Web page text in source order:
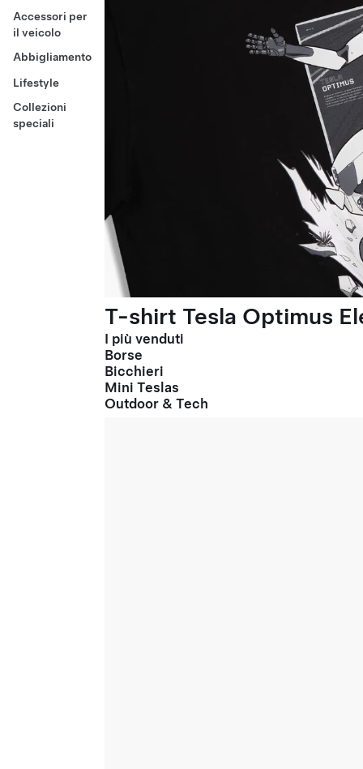
Accessori per
il veicolo
Abbigliamento
Lifestyle
Collezioni
speciali
T-shirt Tesla Optimus
I più venduti
Borse
Bicchieri
Mini Teslas
Outdoor & Tech